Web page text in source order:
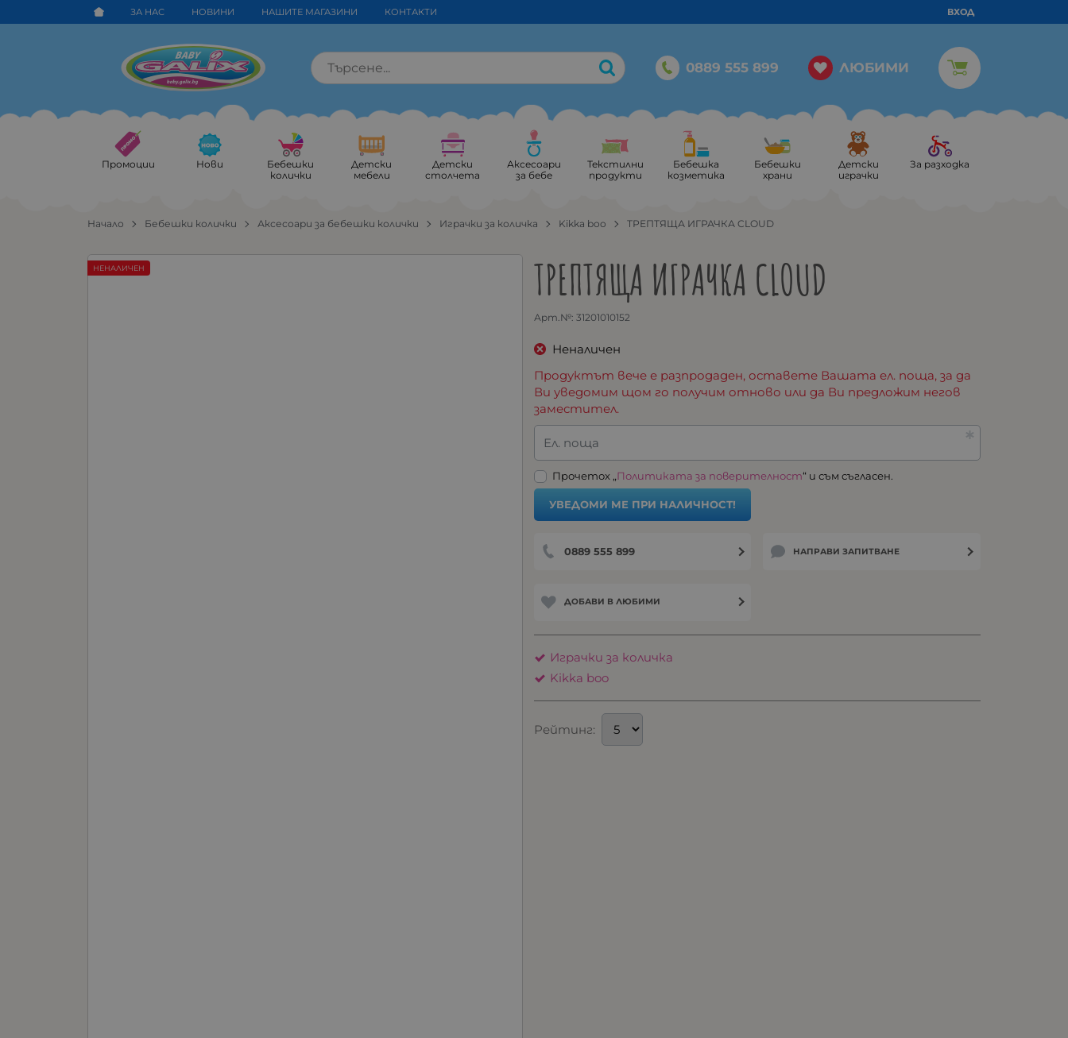
ЗА НАС НОВИНИ НАШИТЕ МАГАЗИНИ КОНТАКТИ ВХОД
0889 555 899 ЛЮБИМИ
Промоции Нови
Бебешки
колички
Детски
мебели
Детски
столчета
Аксесоари
за бебе
Текстилни
продукти
Бебешка
козметика
Бебешки
храни
Детски
играчки
За разходка
Начало Бебешки колички Аксесоари за бебешки колички Играчки за количка Kikka boo ТРЕПТЯЩА ИГРАЧКА CLOUD
ТРЕПТЯЩА ИГРАЧКА CLOUD
Арт.№: 31201010152
НЕНАЛИЧЕН
Неналичен
Продуктът вече е разпродаден, оставете Вашата ел. поща, за да
Ви уведомим щом го получим отново или да Ви предложим негов
заместител.
Ел. поща
Прочетох „Политиката за поверителност“ и съм съгласен.
УВЕДОМИ МЕ ПРИ НАЛИЧНОСТ!
0889 555 899 НАПРАВИ ЗАПИТВАНЕ
ДОБАВИ В ЛЮБИМИ
Играчки за количка
Kikka boo
Рейтинг: